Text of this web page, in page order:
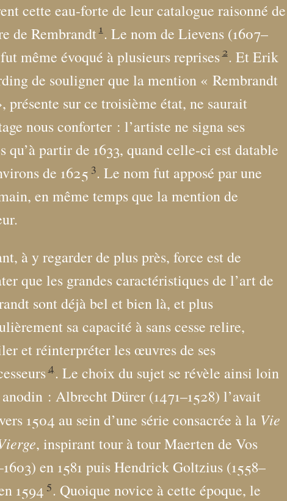
cette eau-forte de leur catalogue raisonné de
de Rembrandt 1. Le nom de Lievens (1607–
même évoqué à plusieurs reprises 2. Et Erik
de souligner que la mention « Rembrandt
présente sur ce troisième état, ne saurait
nous conforter : l’artiste ne signa ses
qu’à partir de 1633, quand celle-ci est datable
de 1625 3. Le nom fut apposé par une
en même temps que la mention de
à y regarder de plus près, force est de
que les grandes caractéristiques de l’art de
sont déjà bel et bien là, et plus
sa capacité à sans cesse relire,
et réinterpréter les œuvres de ses
4. Le choix du sujet se révèle ainsi loin
anodin : Albrecht Dürer (1471–1528) l’avait
1504 au sein d’une série consacrée à la Vie
, inspirant tour à tour Maerten de Vos
en 1581 puis Hendrick Goltzius (1558–
1594 5. Quoique novice à cette époque, le